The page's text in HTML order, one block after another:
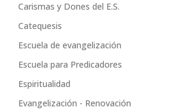
Carismas y Dones del E.S.
Catequesis
Escuela de evangelización
Escuela para Predicadores
Espiritualidad
Evangelización - Renovación